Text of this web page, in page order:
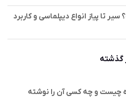
تا پیاز انواع دیپلماسی و کاربرد
چیست و چه کسی آن را نوشته